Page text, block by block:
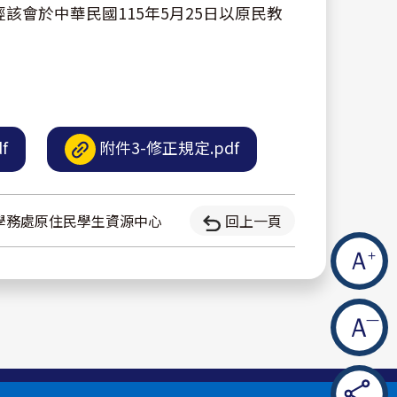
會於中華民國115年5月25日以原民教
附件3-修正規定.pdf
務處原住民學生資源中心 回上一頁